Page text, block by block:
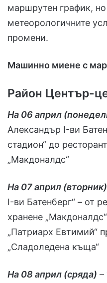
маршрутен график,
метеорологичните
промени.
Машинно миене с
Район Център-
На 06 април
Александър I-ви
стадион“ до
„Макдоналдс“
На 07 април (вторник)
I-ви Батенберг“ – от
хранене
„Патриарх Евтимий“
„Сладоледена къща“
На 08 април (сряда) –